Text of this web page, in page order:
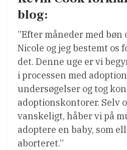
blog:
”Efter måneder med
Nicole og jeg bestemt os
det. Denne uge er vi
i processen med
undersøgelser og tog
adoptionskontorer. Selv
vanskeligt, håber vi på
adoptere en baby, som
aborteret.”